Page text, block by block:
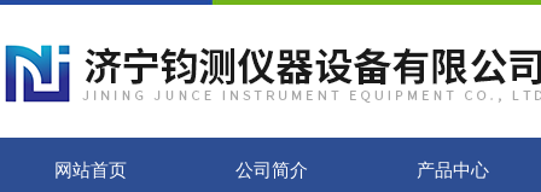
网站首页 公司简介 产品中心